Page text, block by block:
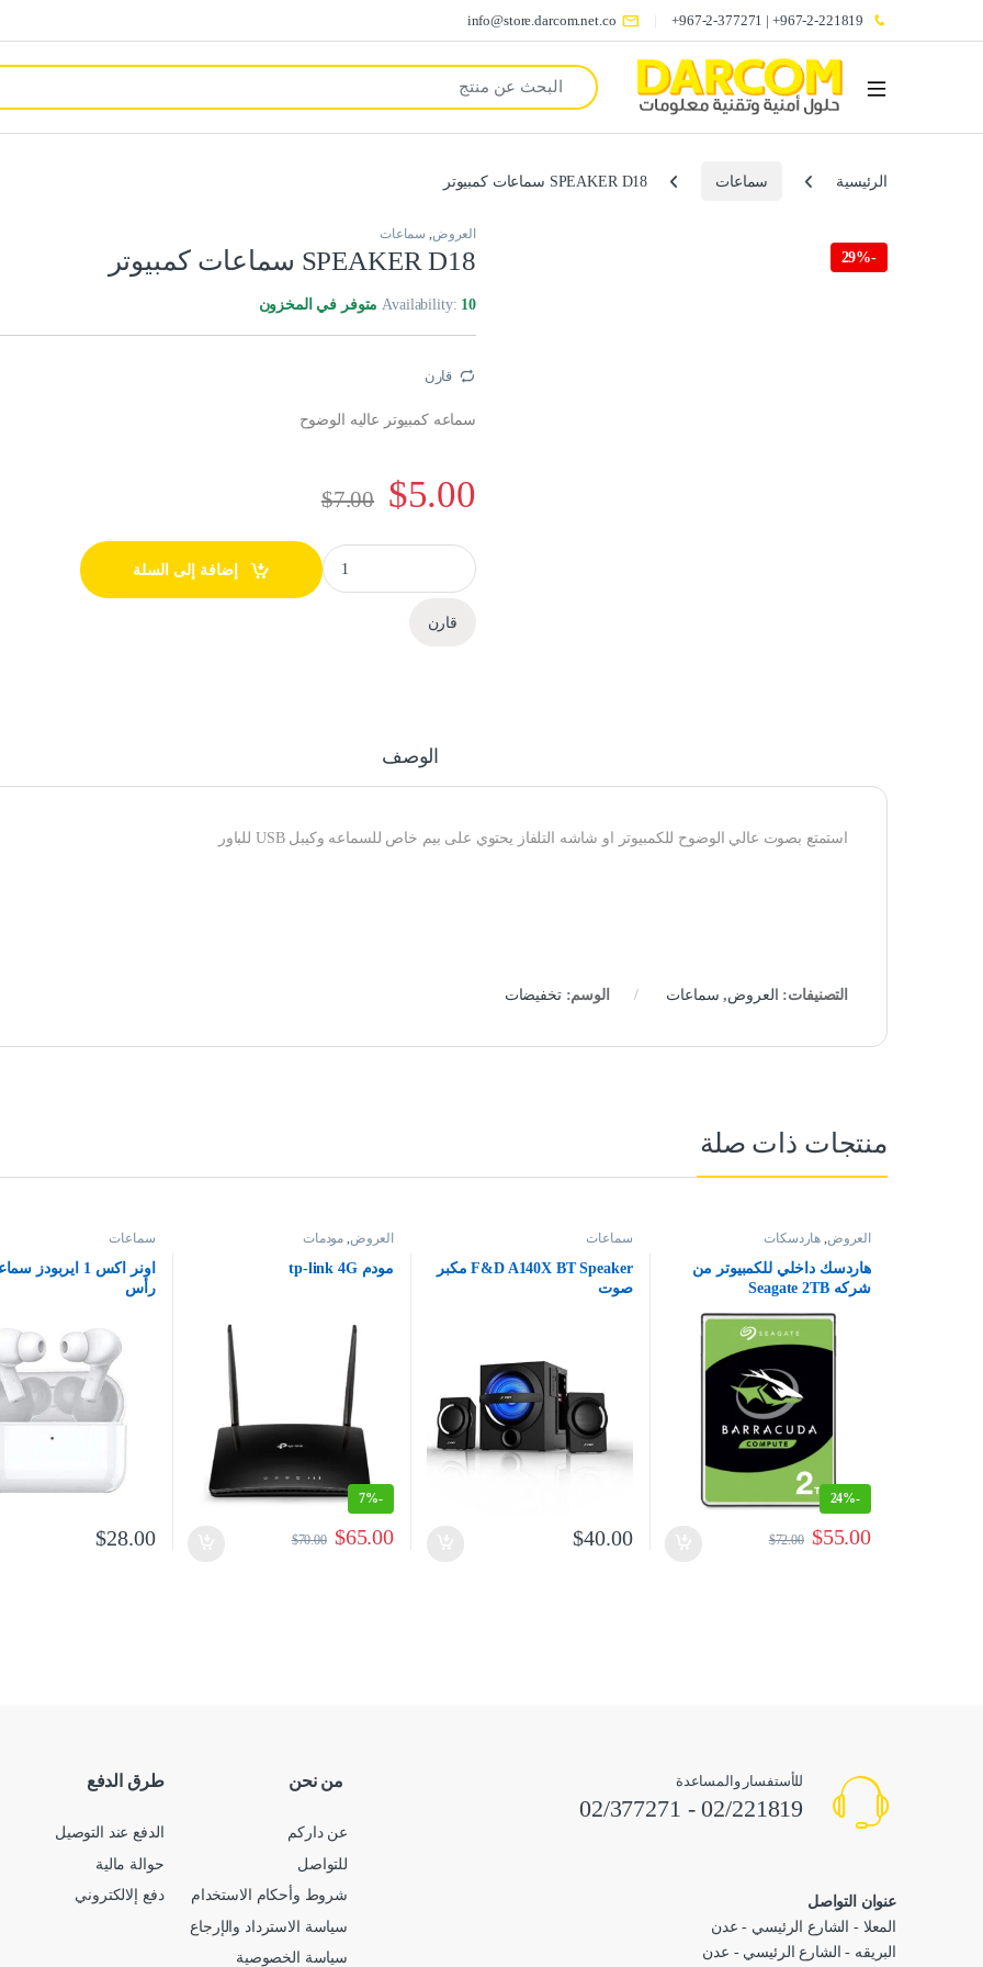
967-2-221819+ | 967-2-377271+
info@store.darcom.net.co
Search for:
الرئيسية سماعات SPEAKER D18 سماعات كمبيوتر
-
29%
العروض, سماعات
SPEAKER D18 سماعات كمبيوتر
Availability: 10 متوفر في المخزون
قارن
سماعه كمبيوتر عاليه الوضوح
$5.00
$7.00
SPEAKER D18 سماعات كمبيوتر quantity
إضافة إلى السلة
قارن
الوصف
استمتع بصوت عالي الوضوح للكمبيوتر او شاشه التلفاز يحتوي على بيم خاص للسماعه وكيبل USB للباور
التصنيفات: العروض, سماعات الوسم:تخفيضات
منتجات ذات صلة
العروض, هاردسكات
هاردسك داخلي للكمبيوتر من
شركه Seagate 2TB
-
24%
$55.00
$72.00
سماعات
F&D A140X BT Speaker مكبر
صوت
$40.00
العروض, مودمات
مودم tp-link 4G
-
7%
$65.00
$70.00
سماعات
اونر اكس 1 ايربودز
رأس
$28.00
للأستفسار والمساعدة
02/221819 - 02/377271
عنوان التواصل
المعلا - الشارع الرئيسي - عدن
البريقه - الشارع الرئيسي - عدن
من نحن
عن داركم
للتواصل
شروط وأحكام الاستخدام
سياسة الاسترداد والإرجاع
سياسة الخصوصية
طرق الدفع
الدفع عند التوصيل
حوالة مالية
دفع إلالكتروني